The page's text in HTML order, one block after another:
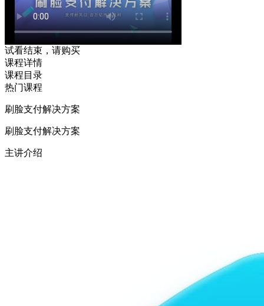
试看结束，请购买
课程详情
课程目录
热门课程
刷脸支付解决方案
刷脸支付解决方案
主讲介绍